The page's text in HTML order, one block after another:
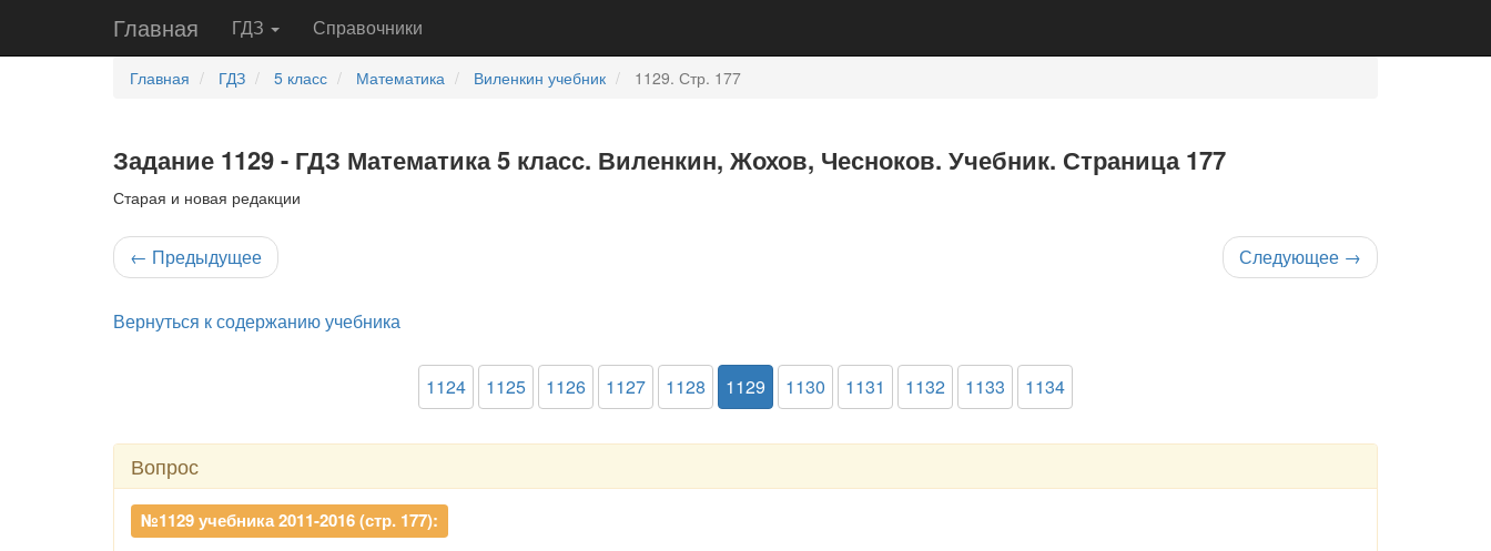
Главная ГДЗ Справочники
Главная ГДЗ 5 класс Математика Виленкин учебник 1129. Стр. 177
Задание 1129 - ГДЗ Математика 5 класс. Виленкин, Жохов, Чесноков. Учебник. Страница 177
Старая и новая редакции
← Предыдущее Следующее →
Вернуться к содержанию учебника
1124 1125 1126 1127 1128 1129 1130 1131 1132 1133 1134
Вопрос
№1129 учебника 2011-2016 (стр. 177):